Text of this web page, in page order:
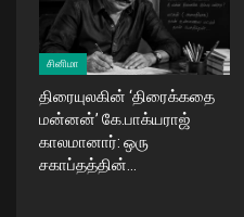
சினிமா
திரையுலகின் ‘திரைக்கதை
மன்னன்’ கே.பாக்யராஜ்
காலமானார்: ஒரு
சகாப்தத்தின்…